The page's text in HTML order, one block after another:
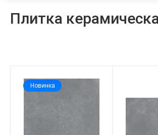
Плитка
Новинка